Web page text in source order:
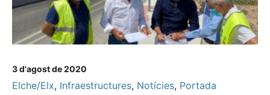
3 d'agost de 2020
Elche/Elx, Infraestructures, Notícies, Portada